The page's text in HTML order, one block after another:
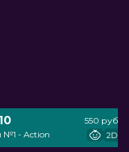
№1 - Action
550 руб.
2D